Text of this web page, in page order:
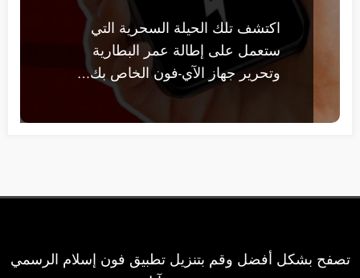
اكتشف تلك الحيلة السحرية التي
ستعمل على إطالة عمر البطارية
وتحرير جهاز الآي-فون الخاص بك…
تصفح بشكل أفضل وقم بتنزيل تطبيق فون إسلام الرسمي